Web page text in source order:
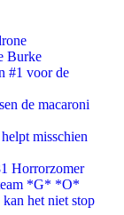
Burke
#1 voor de
de macaroni
misschien
Horrorzomer
*G* *O*
het niet stop